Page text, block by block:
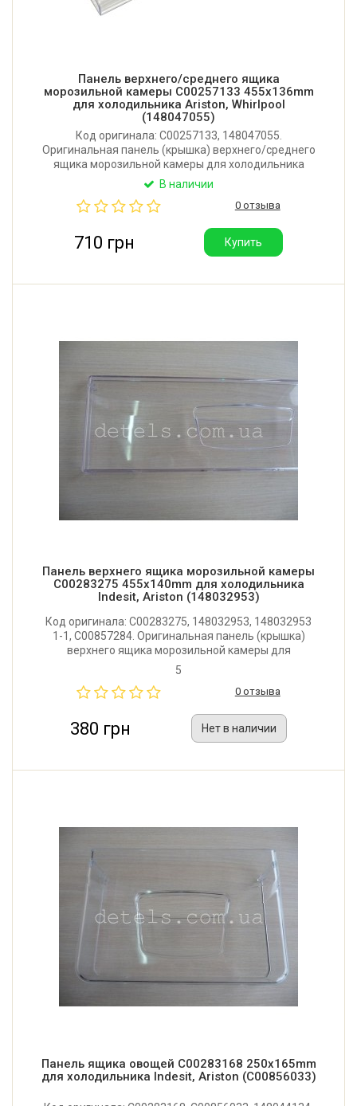
Панель верхнего/среднего ящика
морозильной камеры C00257133 455x136mm
для холодильника Ariston, Whirlpool
(148047055)
Код оригинала: C00257133, 148047055.
Оригинальная панель (крышка) верхнего/среднего
ящика морозильной камеры для холодильника
Ariston, Hotpoint-Ariston, Whirlpool. Размер: 455x136
В наличии
0 отзыва
710 грн Купить
Панель верхнего ящика морозильной камеры
C00283275 455x140mm для холодильника
Indesit, Ariston (148032953)
Код оригинала: C00283275, 148032953, 148032953
1-1, C00857284. Оригинальная панель (крышка)
верхнего ящика морозильной камеры для
холодильника Indesit, Ariston. Размер: 455x140 мм.
5
0 отзыва
380 грн Нет в наличии
Панель ящика овощей C00283168 250x165mm
для холодильника Indesit, Ariston (C00856033)